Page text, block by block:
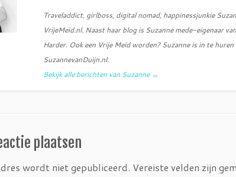
Traveladdict, girlboss, digital nomad, happinessjunkie
VrijeMeid.nl. Naast haar blog is Suzanne mede-eigenaar
Harder. Ook een Vrije Meid worden? Suzanne is in te
SuzannevanDuijn.nl.
Bekijk alle berichten van Suzanne →
plaatsen
wordt niet gepubliceerd. Vereiste velden zijn